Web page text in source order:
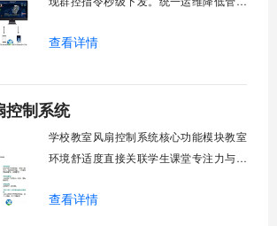
巡检盲区。保障教学环境温湿度适宜。数
块清单：远程集中控制。智能定时调度。
环境自适应调节。能耗监测统计。故障预
查看详情
控制系统
学校教室风扇控制系统核心功能模块教室
环境舒适度直接关联学生课堂专注力与学
领域，打造教室风扇控制系统，实现温度
查看详情